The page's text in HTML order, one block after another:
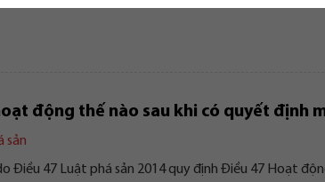
động thế nào sau khi có quyết định
sản
Điều 47 Luật phá sản 2014 quy định Điều 47 Hoạt